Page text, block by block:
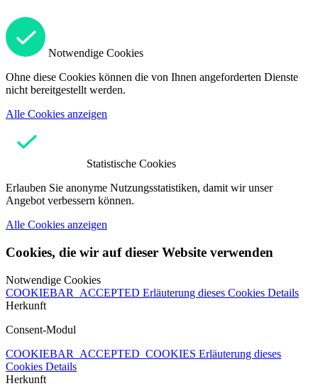
Notwendige Cookies
Ohne diese Cookies können die von Ihnen angeforderten Dienste
nicht bereitgestellt werden.
Alle Cookies anzeigen
Statistische Cookies
Erlauben Sie anonyme Nutzungsstatistiken, damit wir unser
Angebot verbessern können.
Alle Cookies anzeigen
Cookies, die wir auf dieser Website verwenden
Notwendige Cookies
COOKIEBAR_ACCEPTED Erläuterung dieses Cookies Details
Herkunft
Consent-Modul
COOKIEBAR_ACCEPTED_COOKIES Erläuterung dieses
Cookies Details
Herkunft